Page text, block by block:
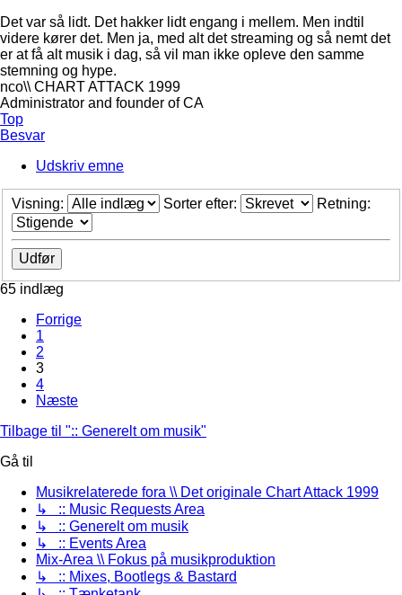
Det var så lidt. Det hakker lidt engang i mellem. Men indtil
videre kører det. Men ja, med alt det streaming og så nemt det
er at få alt musik i dag, så vil man ikke opleve den samme
stemning og hype.
nco\\ CHART ATTACK 1999
Administrator and founder of CA
Top
Besvar
Udskriv emne
Visning: Sorter efter: Retning:
65 indlæg
Forrige
1
2
3
4
Næste
Tilbage til ":: Generelt om musik"
Gå til
Musikrelaterede fora \\ Det originale Chart Attack 1999
↳ :: Music Requests Area
↳ :: Generelt om musik
↳ :: Events Area
Mix-Area \\ Fokus på musikproduktion
↳ :: Mixes, Bootlegs & Bastard